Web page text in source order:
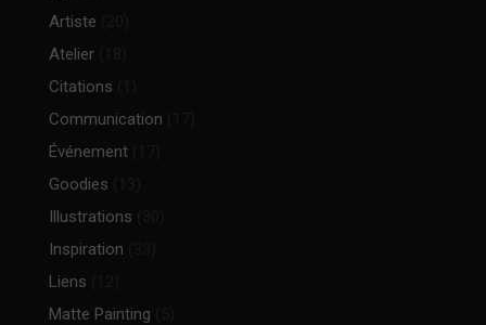
Artiste
Atelier
Citations
Communication
Événement
Goodies
Illustrations
Inspiration
Liens
Matte Painting